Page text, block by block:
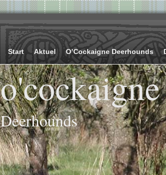
Start Aktuel O’Cockaigne Deerhounds
o'cockaigne
Deerhounds